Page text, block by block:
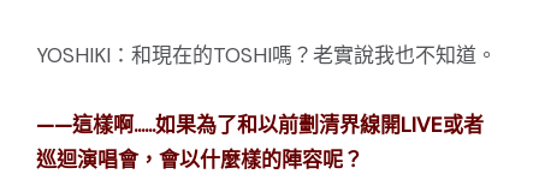
YOSHIKI：和現在的TOSHI嗎？老實說我也不知道。
——這樣啊……如果為了和以前劃清界線開LIVE或者
巡迴演唱會，會以什麼樣的陣容呢？